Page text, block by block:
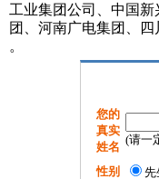
工业集团公司、中国
团、河南广电集团、
。
您的
真实
姓名
(请一
性别 先